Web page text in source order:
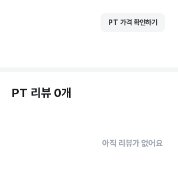
PT 가격 확인하기
PT 리뷰 0개
아직 리뷰가 없어요